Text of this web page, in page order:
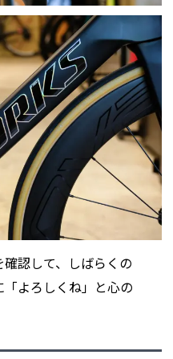
認して、しばらくの
よろしくね」と心の